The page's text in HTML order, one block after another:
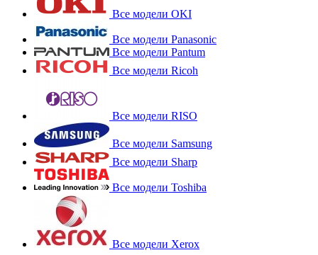
Все модели OKI
Все модели Panasonic
Все модели Pantum
Все модели Ricoh
Все модели RISO
Все модели Samsung
Все модели Sharp
Все модели Toshiba
Все модели Xerox